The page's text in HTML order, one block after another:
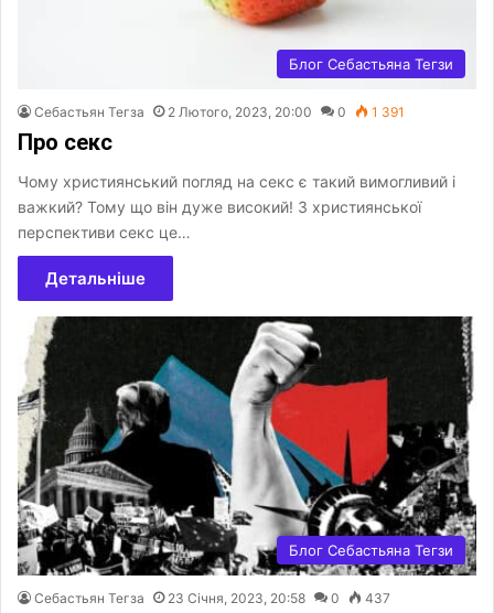
Блог Себастьяна Тегзи
Себастьян Тегза 2 Лютого, 2023, 20:00 0 1 391
Про секс
Чому християнський погляд на секс є такий вимогливий і
важкий? Тому що він дуже високий! З християнської
перспективи секс це…
Детальніше
Блог Себастьяна Тегзи
Себастьян Тегза 23 Січня, 2023, 20:58 0 437